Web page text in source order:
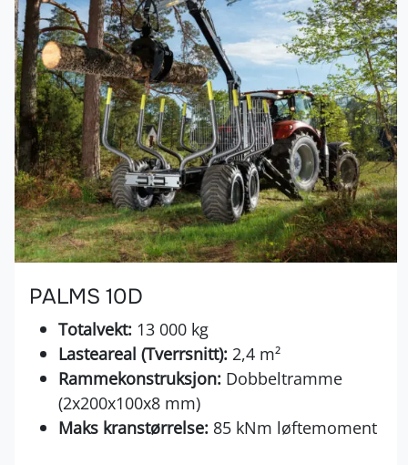
PALMS 10D
Totalvekt: 13 000 kg
Lasteareal (Tverrsnitt): 2,4 m²
Rammekonstruksjon: Dobbeltramme
(2x200x100x8 mm)
Maks kranstørrelse: 85 kNm løftemoment